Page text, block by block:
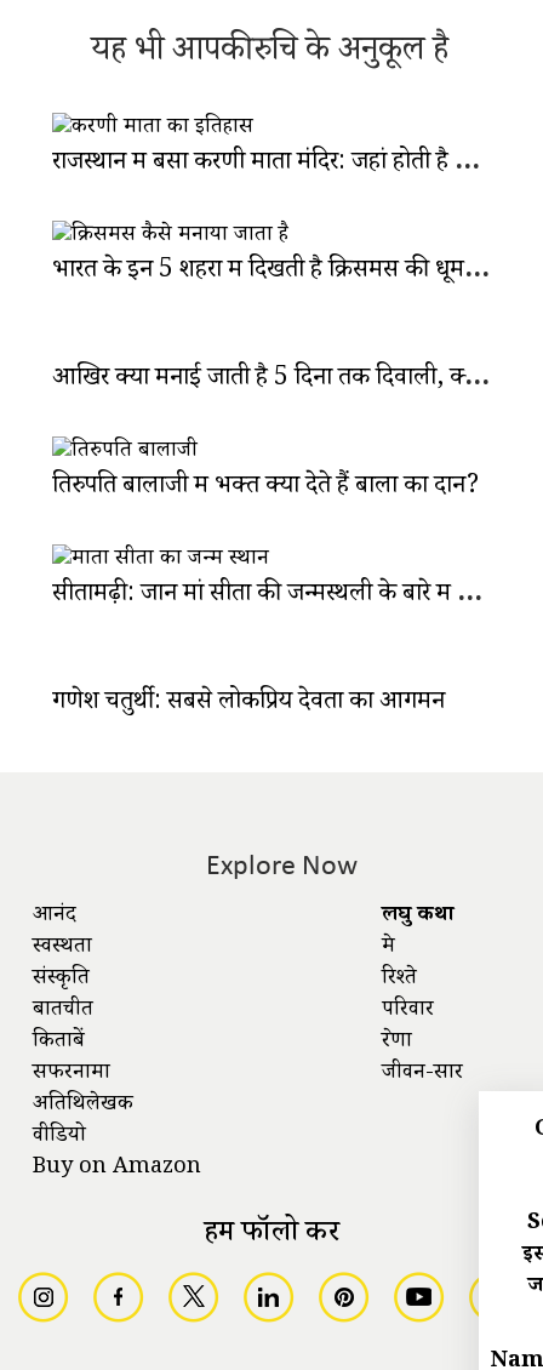
यह भी आपकी रुचि के अनुकूल है
राजस्थान में बसा करणी माता मंदिर: जहां होती है हज़ारों चूहों की पूजा
भारत के इन 5 शहरों में दिखती है क्रिसमस की धूम, जानें इसके पीछे की कहा
आखिर क्यों मनाई जाती है 5 दिनों तक दिवाली, क्या है इन दिनों का महत्व?
तिरुपति बालाजी में भक्त क्यों देते हैं बालों का दान?
सीतामढ़ी: जानें मां सीता की जन्मस्थली के बारे में दिलचस्प बातें
गणेश चतुर्थी: सबसे लोकप्रिय देवता का आगमन
Explore Now
आनंद
स्वस्थता
संस्कृति
बातचीत
किताबें
सफरनामा
अतिथिलेखक
वीडियो
Buy on Amazon
लघु कथा
प्रेम
रिश्ते
परिवार
प्रेरणा
जीवन-सार
हमें फॉलो करें